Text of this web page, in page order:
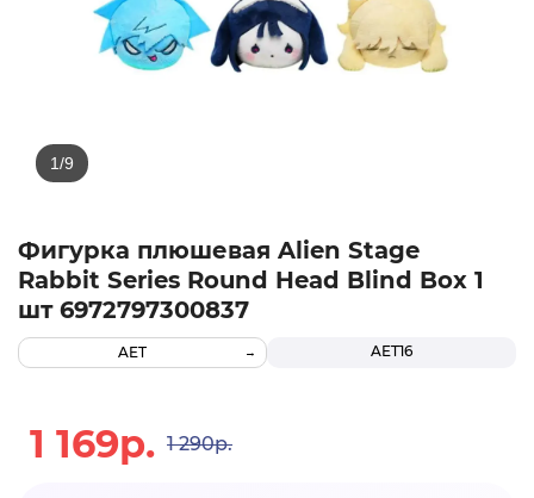
Фигурка плюшевая Alien Stage
Rabbit Series Round Head Blind Box 1
шт 6972797300837
AET16
AET
1 169р. 1 290р.